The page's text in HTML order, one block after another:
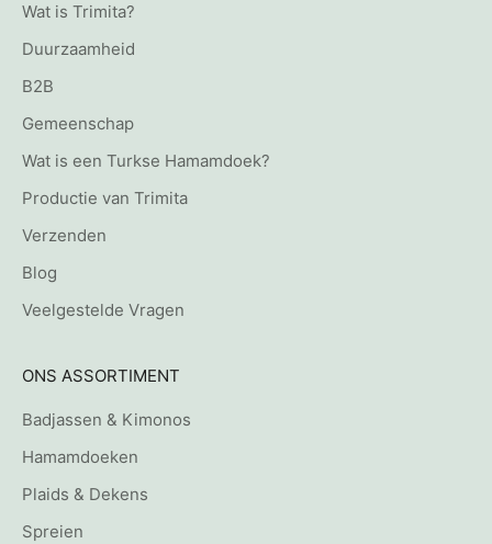
Wat is Trimita?
Duurzaamheid
B2B
Gemeenschap
Wat is een Turkse Hamamdoek?
Productie van Trimita
Verzenden
Blog
Veelgestelde Vragen
ONS ASSORTIMENT
Badjassen & Kimonos
Hamamdoeken
Plaids & Dekens
Spreien